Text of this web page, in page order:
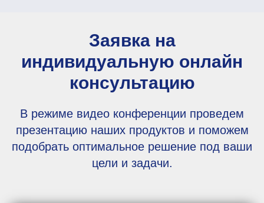
Заявка на
индивидуальную онлайн
консультацию
В режиме видео конференции проведем
презентацию наших продуктов и поможем
подобрать оптимальное решение под ваши
цели и задачи.